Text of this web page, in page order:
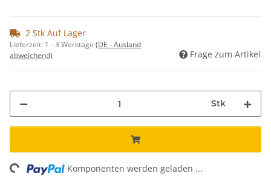
2 Stk Auf Lager
Lieferzeit: 1 - 3 Werktage (DE - Ausland
abweichend)
Frage zum Artikel
Stk
Komponenten werden geladen ...